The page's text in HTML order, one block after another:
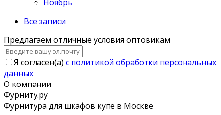
Ноябрь
Все записи
Предлагаем отличные условия оптовикам
Я согласен(a) с политикой обработки персональных
данных
О компании
Фурниту.ру
Фурнитура для шкафов купе в Москве